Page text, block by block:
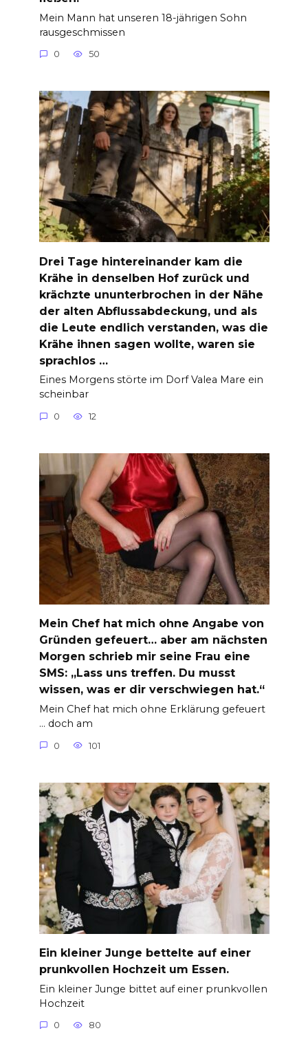
Mein Mann hat unseren 18-jährigen Sohn
rausgeschmissen
0 50
Drei Tage hintereinander kam die
Krähe in denselben Hof zurück und
krächzte ununterbrochen in der Nähe
der alten Abflussabdeckung, und als
die Leute endlich verstanden, was die
Krähe ihnen sagen wollte, waren sie
sprachlos …
Eines Morgens störte im Dorf Valea Mare ein
scheinbar
0 12
Mein Chef hat mich ohne Angabe von
Gründen gefeuert… aber am nächsten
Morgen schrieb mir seine Frau eine
SMS: „Lass uns treffen. Du musst
wissen, was er dir verschwiegen hat.“
Mein Chef hat mich ohne Erklärung gefeuert
… doch am
0 101
Ein kleiner Junge bettelte auf einer
prunkvollen Hochzeit um Essen.
Ein kleiner Junge bittet auf einer prunkvollen
Hochzeit
0 80